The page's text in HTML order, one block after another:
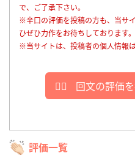
で、ご了承下さい。
※辛口の評価を投稿の方も、当サ
ひぜひ力作をお待ちしております。
※当サイトは、投稿者の個人情報
回文の評価
評価一覧